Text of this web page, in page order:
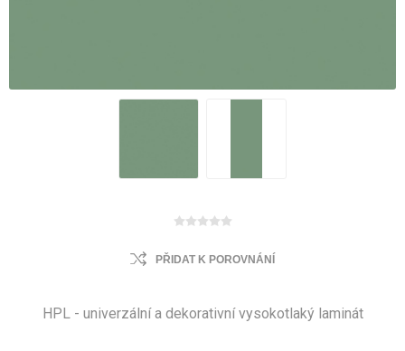
PŘIDAT K POROVNÁNÍ
HPL - univerzální a dekorativní vysokotlaký laminát